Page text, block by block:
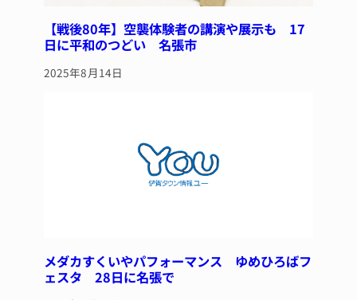
【戦後80年】空襲体験者の講演や展示も 17
日に平和のつどい 名張市
2025年8月14日
メダカすくいやパフォーマンス ゆめひろばフ
ェスタ 28日に名張で